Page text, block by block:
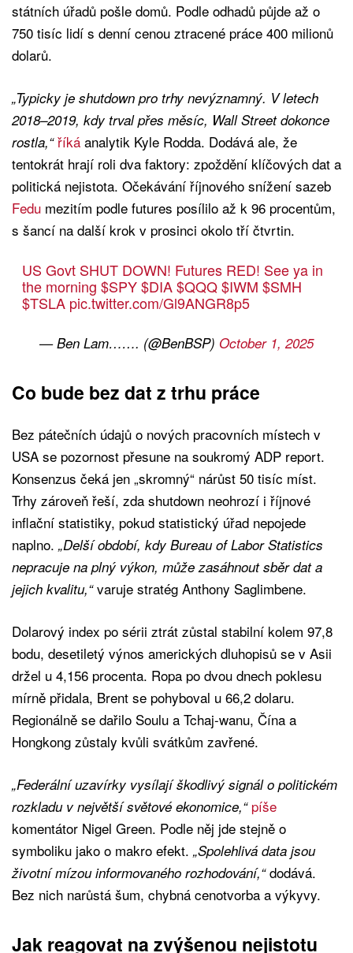
státních úřadů pošle domů. Podle odhadů půjde až o
750 tisíc lidí s denní cenou ztracené práce 400 milionů
dolarů.
„Typicky je shutdown pro trhy nevýznamný. V letech
2018–2019, kdy trval přes měsíc, Wall Street dokonce
rostla,“ říká analytik Kyle Rodda. Dodává ale, že
tentokrát hrají roli dva faktory: zpoždění klíčových dat a
politická nejistota. Očekávání říjnového snížení sazeb
Fedu mezitím podle futures posílilo až k 96 procentům,
s šancí na další krok v prosinci okolo tří čtvrtin.
US Govt SHUT DOWN! Futures RED! See ya in
the morning $SPY $DIA $QQQ $IWM $SMH
$TSLA pic.twitter.com/Gl9ANGR8p5
— Ben Lam……. (@BenBSP) October 1, 2025
Co bude bez dat z trhu práce
Bez pátečních údajů o nových pracovních místech v
USA se pozornost přesune na soukromý ADP report.
Konsenzus čeká jen „skromný“ nárůst 50 tisíc míst.
Trhy zároveň řeší, zda shutdown neohrozí i říjnové
inflační statistiky, pokud statistický úřad nepojede
naplno. „Delší období, kdy Bureau of Labor Statistics
nepracuje na plný výkon, může zasáhnout sběr dat a
jejich kvalitu,“varuje stratég Anthony Saglimbene.
Dolarový index po sérii ztrát zůstal stabilní kolem 97,8
bodu, desetiletý výnos amerických dluhopisů se v Asii
držel u 4,156 procenta. Ropa po dvou dnech poklesu
mírně přidala, Brent se pohyboval u 66,2 dolaru.
Regionálně se dařilo Soulu a Tchaj-wanu, Čína a
Hongkong zůstaly kvůli svátkům zavřené.
„Federální uzavírky vysílají škodlivý signál o politickém
rozkladu v největší světové ekonomice,“ píše
komentátor Nigel Green. Podle něj jde stejně o
symboliku jako o makro efekt. „Spolehlivá data jsou
životní mízou informovaného rozhodování,“dodává.
Bez nich narůstá šum, chybná cenotvorba a výkyvy.
Jak reagovat na zvýšenou nejistotu